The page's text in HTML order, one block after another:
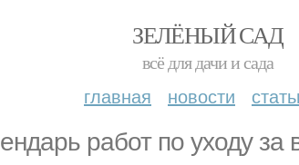
ЗЕЛЁНЫЙ САД
всё для дачи и сада
главная новости
работ по уходу